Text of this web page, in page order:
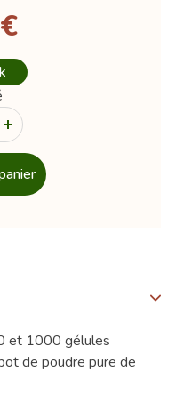
et 1000 gélules
de poudre pure de